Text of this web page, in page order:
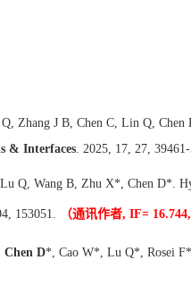
Zhang J B, Chen C, Lin Q,
& Interfaces. 2025, 17, 27,
Q, Wang B, Zhu X*, Chen D*.
153051. （通讯作者, IF=
Chen D*, Cao W*, Lu Q*, Rosei